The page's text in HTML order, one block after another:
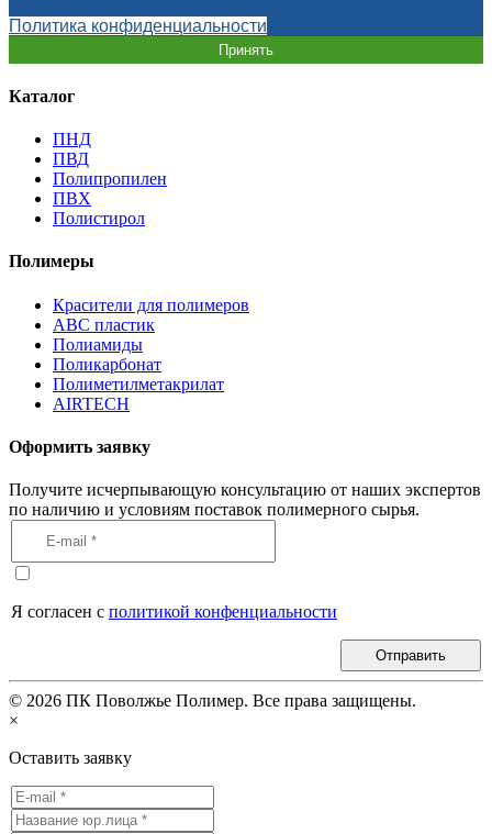
Политика конфиденциальности
Принять
Каталог
ПНД
ПВД
Полипропилен
ПВХ
Полистирол
Полимеры
Красители для полимеров
АВС пластик
Полиамиды
Поликарбонат
Полиметилметакрилат
AIRTECH
Оформить заявку
Получите исчерпывающую консультацию от наших экспертов
по наличию и условиям поставок полимерного сырья.
Я согласен с политикой конфенциальности
Отправить
© 2026 ПК Поволжье Полимер. Все права защищены.
×
Оставить заявку